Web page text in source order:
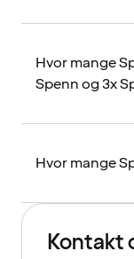
Hvor mange
Spenn og 3x
Hvor mange
Kontakt